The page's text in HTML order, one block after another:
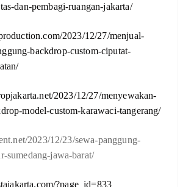
dan-pembagi-ruangan-jakarta/
2023/12/27/menjual-
backdrop-custom-ciputat-
2023/12/27/menyewakan-
model-custom-karawaci-tangerang/
2023/12/23/sewa-panggung-
sumedang-jawa-barat/
?page_id=833